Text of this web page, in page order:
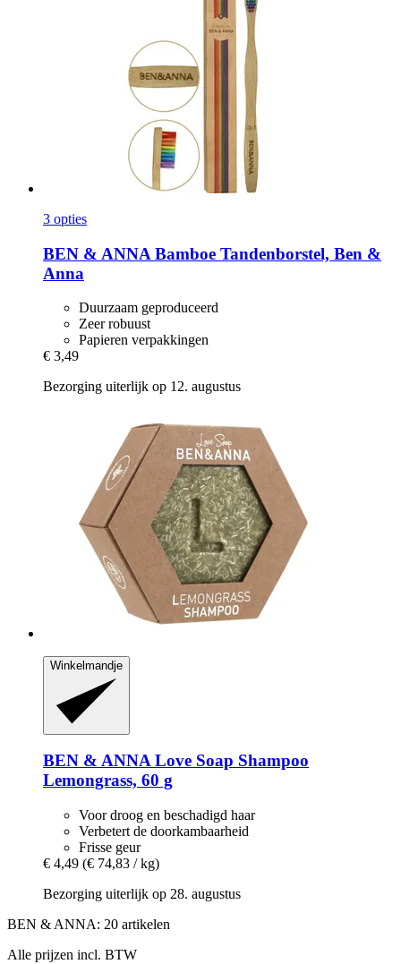
3 opties
BEN & ANNA Bamboe Tandenborstel, Ben &
Anna
Duurzaam geproduceerd
Zeer robuust
Papieren verpakkingen
€ 3,49
Bezorging uiterlijk op 12. augustus
Winkelmandje
BEN & ANNALove Soap Shampoo
Lemongrass, 60 g
Voor droog en beschadigd haar
Verbetert de doorkambaarheid
Frisse geur
€ 4,49 (€ 74,83 / kg)
Bezorging uiterlijk op 28. augustus
BEN & ANNA: 20 artikelen
Alle prijzen incl. BTW